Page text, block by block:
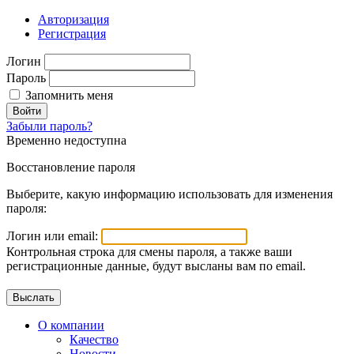
Авторизация
Регистрация
Логин
Пароль
Запомнить меня
Войти
Забыли пароль?
Временно недоступна
Восстановление пароля
Выберите, какую информацию использовать для изменения
пароля:
Логин или email:
Контрольная строка для смены пароля, а также ваши
регистрационные данные, будут высланы вам по email.
О компании
Качество